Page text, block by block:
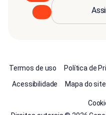
Termos de uso Política de
Acessibilidade
Mapa do site